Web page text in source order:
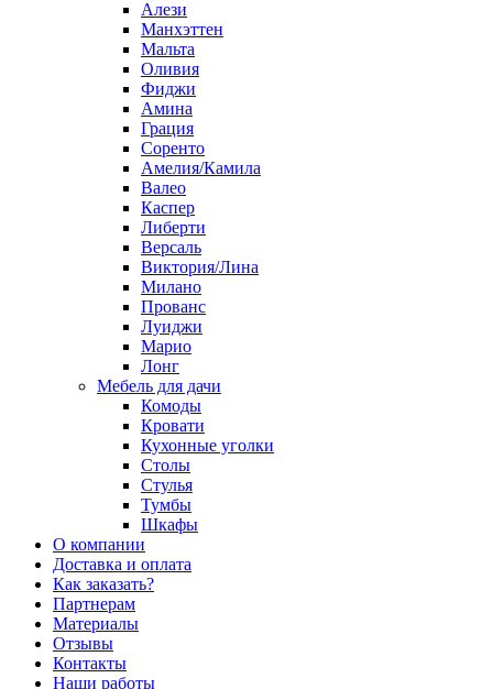
Алези
Манхэттен
Мальта
Оливия
Фиджи
Амина
Грация
Соренто
Амелия/Камила
Валео
Каспер
Либерти
Версаль
Виктория/Лина
Милано
Прованс
Луиджи
Марио
Лонг
Мебель для дачи
Комоды
Кровати
Кухонные уголки
Столы
Стулья
Тумбы
Шкафы
О компании
Доставка и оплата
Как заказать?
Партнерам
Материалы
Отзывы
Контакты
Наши работы